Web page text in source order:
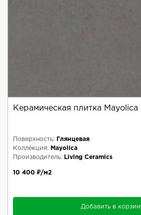
Керамическая плитка
Поверхность:
Глянцевая
Коллекция:
Mayolica
Производитель:
Living Ceramics
10 400 ₽/м2
Добавить в